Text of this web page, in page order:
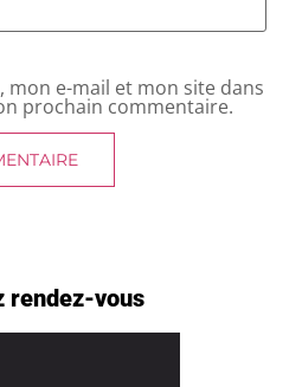
e-mail et mon site dans
prochain commentaire.
rendez-vous